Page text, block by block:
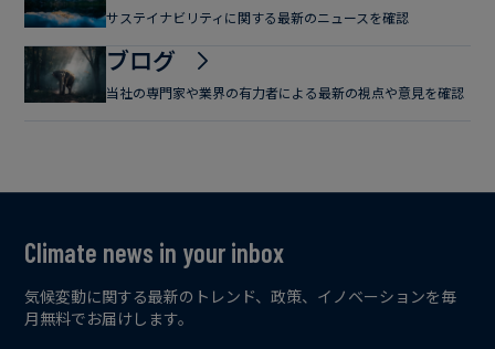
サステイナビリティに関する最新のニュースを確認
ブログ
当社の専門家や業界の有力者による最新の視点や意見を確認
Climate news in your inbox
気候変動に関する最新のトレンド、政策、イノベーションを毎
月無料でお届けします。